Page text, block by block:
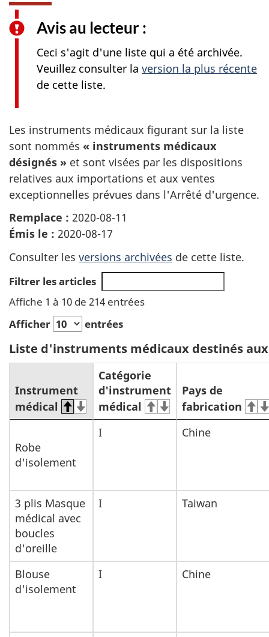
Avis au lecteur :
Ceci s'agit d'une liste qui a été archivée.
Veuillez consulter la version la plus récente
de cette liste.
Les instruments médicaux figurant sur la liste
sont nommés « instruments médicaux
désignés » et sont visées par les dispositions
relatives aux importations et aux ventes
exceptionnelles prévues dans l'Arrêté d'urgence.
Remplace : 2020-08-11
Émis le : 2020-08-17
Consulter les versions archivées de cette liste.
Filtrer les articles
Affiche 1 à 10 de 214 entrées
Afficher
entrées
Liste d'instruments médicaux destinés
Instrument
médical
Catégorie
d'instrument
médical
Pays de
fabrication
Robe
d'isolement
I Chine
3 plis Masque
médical avec
boucles
d'oreille
I Taiwan
Blouse
d'isolement
I Chine